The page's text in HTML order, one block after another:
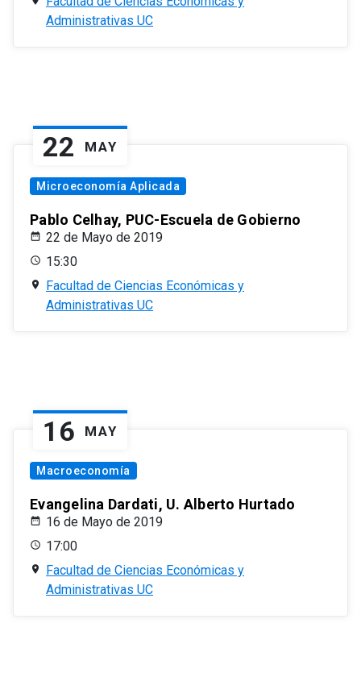
Administrativas UC
22 MAY
Microeconomía Aplicada
Pablo Celhay, PUC-Escuela de Gobierno
22 de Mayo de 2019
15:30
Facultad de Ciencias Económicas y
Administrativas UC
16 MAY
Macroeconomía
Evangelina Dardati, U. Alberto Hurtado
16 de Mayo de 2019
17:00
Facultad de Ciencias Económicas y
Administrativas UC